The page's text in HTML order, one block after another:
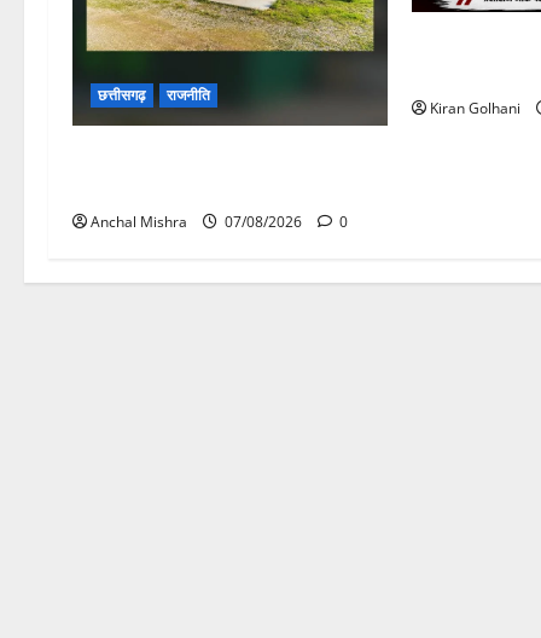
छत्तीसगढ़ राजनीति
Anchal Mishra 07/08/2026 0
Kiran Golhani